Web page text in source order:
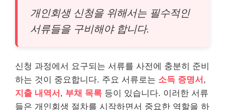
개인회생 신청을 위해서는 필수적인
서류들을 구비해야 합니다.
신청 과정에서 요구되는 서류를 사전에 충분히 준비
하는 것이 중요합니다. 주요 서류로는 소득 증명서 ,
지출 내역서 , 부채 목록 등이 있습니다. 이러한 서류
들은 개인회생 절차를 시작하면서 중요한 역할을 하